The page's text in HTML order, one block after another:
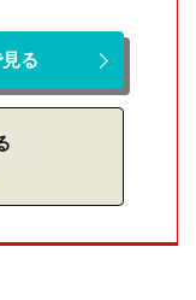
る